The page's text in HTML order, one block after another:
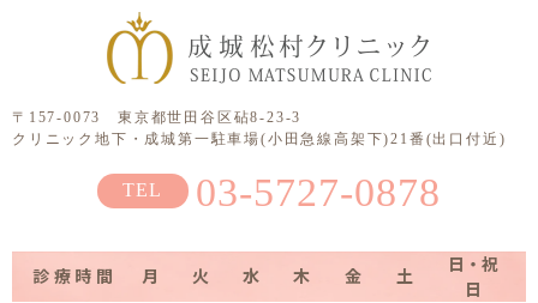
〒157-0073 東京都世田谷区砧8-23-3
クリニック地下・成城第一駐車場(小田急線高架下)21番(出口付近)
03-5727-0878
診療時間 月 火 水 木 金 土
日・祝
日